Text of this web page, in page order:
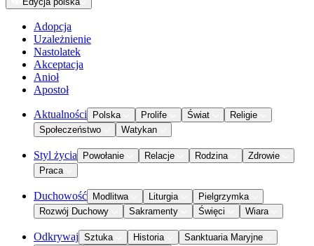
Adopcja
Uzależnienie
Nastolatek
Akceptacja
Anioł
Apostoł
Aktualności Polska Prolife Świat
Religie
Społeczeństwo
Watykan
Styl życia Powołanie Relacje Rodzina
Zdrowie
Praca
Duchowość Modlitwa Liturgia
Pielgrzymka
Rozwój Duchowy
Sakramenty Święci Wiara
Odkrywaj Sztuka Historia
Sanktuaria Maryjne